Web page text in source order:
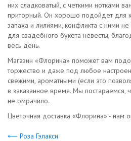
них сладковатый, с четкими нотками
приторный. Он хорошо подойдет для
запаха и лилиями, конфликта с ними
для свадебного букета невесты,
весь день.
Магазин «Флорина» поможет вам
торжество и даже под любое
свежими, ароматными (если это
в заказанное время. Мы постараемся,
не омрачило.
Цветочная доставка «Флорина» - нам
⟵ Роза Гэлакси